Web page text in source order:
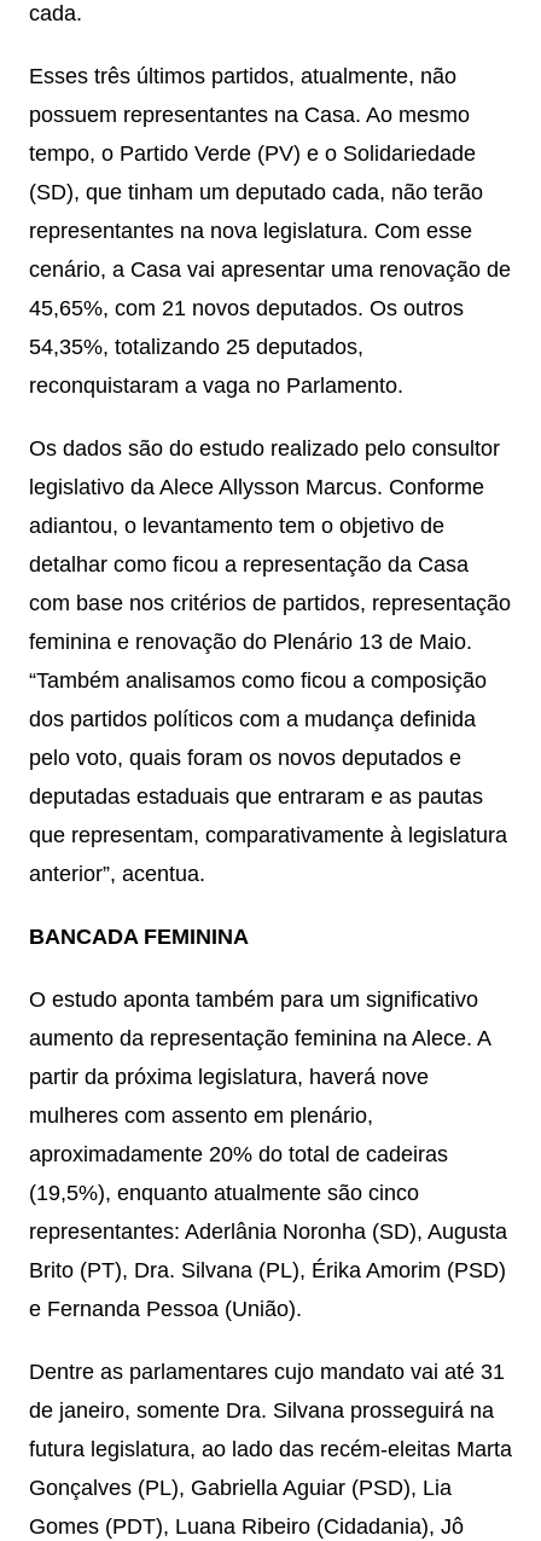
cada.
Esses três últimos partidos, atualmente, não
possuem representantes na Casa. Ao mesmo
tempo, o Partido Verde (PV) e o Solidariedade
(SD), que tinham um deputado cada, não terão
representantes na nova legislatura. Com esse
cenário, a Casa vai apresentar uma renovação de
45,65%, com 21 novos deputados. Os outros
54,35%, totalizando 25 deputados,
reconquistaram a vaga no Parlamento.
Os dados são do estudo realizado pelo consultor
legislativo da Alece Allysson Marcus. Conforme
adiantou, o levantamento tem o objetivo de
detalhar como ficou a representação da Casa
com base nos critérios de partidos, representação
feminina e renovação do Plenário 13 de Maio.
“Também analisamos como ficou a composição
dos partidos políticos com a mudança definida
pelo voto, quais foram os novos deputados e
deputadas estaduais que entraram e as pautas
que representam, comparativamente à legislatura
anterior”, acentua.
BANCADA FEMININA
O estudo aponta também para um significativo
aumento da representação feminina na Alece. A
partir da próxima legislatura, haverá nove
mulheres com assento em plenário,
aproximadamente 20% do total de cadeiras
(19,5%), enquanto atualmente são cinco
representantes: Aderlânia Noronha (SD), Augusta
Brito (PT), Dra. Silvana (PL), Érika Amorim (PSD)
e Fernanda Pessoa (União).
Dentre as parlamentares cujo mandato vai até 31
de janeiro, somente Dra. Silvana prosseguirá na
futura legislatura, ao lado das recém-eleitas Marta
Gonçalves (PL), Gabriella Aguiar (PSD), Lia
Gomes (PDT), Luana Ribeiro (Cidadania), Jô